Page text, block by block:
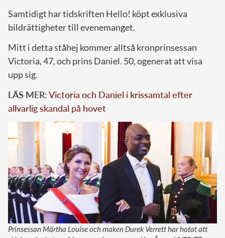
Samtidigt har tidskriften Hello! köpt exklusiva
bildrättigheter till evenemanget.
Mitt i detta ståhej kommer alltså kronprinsessan
Victoria, 47, och prins Daniel. 50, ogenerat att visa
upp sig.
LÄS MER:Victoria och Daniel i krissamtal efter
allvarlig skandal på hovet
Prinsessan Märtha Louise och maken Durek Verrett har hotat att